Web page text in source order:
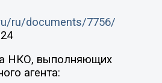
ru/documents/7756/
НКО, выполняющих
агента: